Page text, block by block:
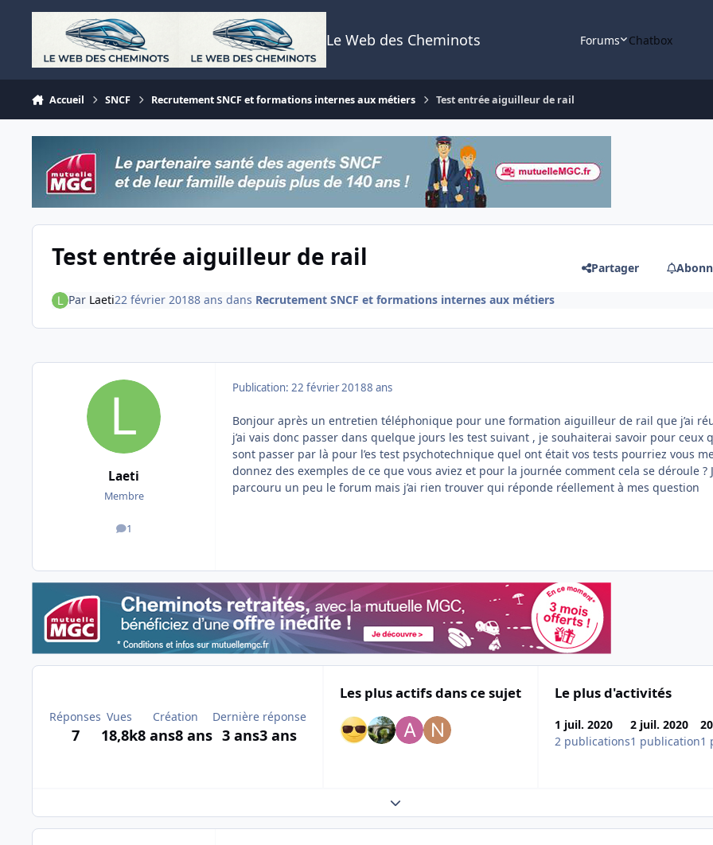
Aller au contenu
Le Web des Cheminots Forums Chatbox
Accueil SNCF Recrutement SNCF et formations internes aux métiers Test entrée aiguilleur de rail
Test entrée aiguilleur de rail Partager
Par Laeti22 février 20188 ans dans Recrutement SNCF et formations internes aux métiers
Laeti
Membre
1
messages
Publication: 22 février 20188 ans
Bonjour après un entretien téléphonique pour une formation aiguilleur de rail que j’ai
j’ai vais donc passer dans quelque jours les test suivant , je souhaiterai savoir pour ceux
sont passer par là pour l’es test psychotechnique quel ont était vos tests pourriez vous
donnez des exemples de ce que vous aviez et pour la journée comment cela se déroule ?
parcouru un peu le forum mais j’ai rien trouver qui réponde réellement à mes question
Réponses
7
Vues
18,8k
Création
8 ans8 ans
Dernière réponse
3 ans3 ans
Les plus actifs dans ce sujet Le plus d'activités
1 juil. 2020
2 publications
2 juil. 2020
1 publication1
Expand topic overview